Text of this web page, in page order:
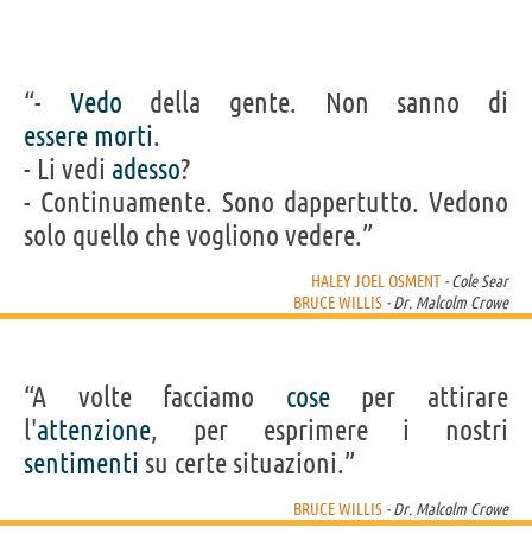
“- Vedo della gente. Non sanno di
essere morti.
- Li vedi adesso?
- Continuamente. Sono dappertutto. Vedono
solo quello che vogliono vedere.”
HALEY JOEL OSMENT - Cole Sear
BRUCE WILLIS - Dr. Malcolm Crowe
“A volte facciamo coseper attirare
l'attenzione, per esprimere i nostri
sentimenti su certe situazioni.”
BRUCE WILLIS - Dr. Malcolm Crowe